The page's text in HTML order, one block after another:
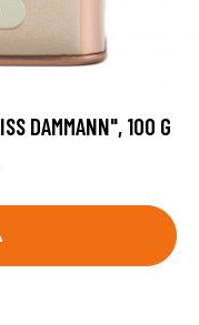
DAMMANN", 100 G